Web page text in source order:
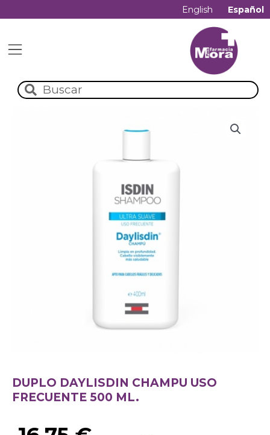
English Español
DUPLO DAYLISDIN CHAMPU USO
FRECUENTE 500 ML.